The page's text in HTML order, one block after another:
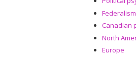
Federalism
Canadian
North
Europe